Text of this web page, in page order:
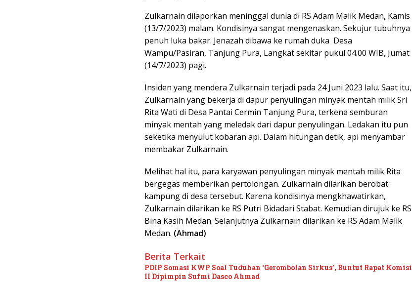
Zulkarnain dilaporkan meninggal dunia di RS Adam Malik Medan, Kamis
(13/7/2023) malam. Kondisinya sangat mengenaskan. Sekujur tubuhnya
penuh luka bakar. Jenazah dibawa ke rumah duka Desa
Wampu/Pasiran, Tanjung Pura, Langkat sekitar pukul 04.00 WIB, Jumat
(14/7/2023) pagi.
Insiden yang mendera Zulkarnain terjadi pada 24 Juni 2023 lalu. Saat itu,
Zulkarnain yang bekerja di dapur penyulingan minyak mentah milik Sri
Rita Wati di Desa Pantai Cermin Tanjung Pura, terkena semburan
minyak mentah yang meledak dari dapur penyulingan. Ledakan itu pun
seketika menyulut kobaran api. Dalam hitungan detik, api menyambar
membakar Zulkarnain.
Melihat hal itu, para karyawan penyulingan minyak mentah milik Rita
bergegas memberikan pertolongan. Zulkarnain dilarikan berobat
kampung di desa tersebut. Karena kondisinya mengkhawatirkan,
Zulkarnain dilarikan ke RS Putri Bidadari Stabat. Kemudian dirujuk ke RS
Bina Kasih Medan. Selanjutnya Zulkarnain dilarikan ke RS Adam Malik
Medan. (Ahmad)
Berita Terkait
PDIP Somasi KWP Soal Tuduhan ‘Gerombolan Sirkus’, Buntut Rapat Komisi
II Dipimpin Sufmi Dasco Ahmad